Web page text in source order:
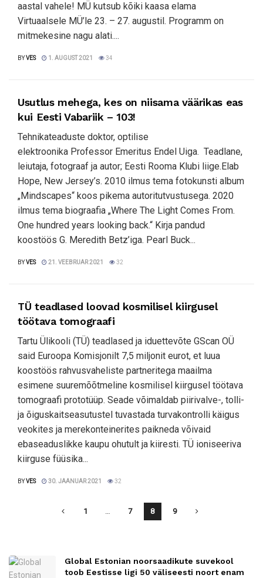
aastal vahele! MÜ kutsub kõiki kaasa elama
Virtuaalsele MÜ’le 23. – 27. augustil. Programm on
mitmekesine nagu alati....
BYVES 1. AUGUST 2021 34
Usutlus mehega, kes on niisama väärikas eas
kui Eesti Vabariik – 103!
Tehnikateaduste doktor, optilise
elektroonika Professor Emeritus Endel Uiga. Teadlane,
leiutaja, fotograaf ja autor; Eesti Rooma Klubi liige.Elab
Hope, New Jersey’s. 2010 ilmus tema fotokunsti album
„Mindscapes“ koos pikema autoritutvustusega. 2020
ilmus tema biograafia „Where The Light Comes From.
One hundred years looking back.“ Kirja pandud
koostöös G. Meredith Betz’iga. Pearl Buck...
BYVES 21. VEEBRUAR 2021 32
TÜ teadlased loovad kosmilisel kiirgusel
töötava tomograafi
Tartu Ülikooli (TÜ) teadlased ja iduettevõte GScan OÜ
said Euroopa Komisjonilt 7,5 miljonit eurot, et luua
koostöös rahvusvaheliste partneritega maailma
esimene suuremõõtmeline kosmilisel kiirgusel töötava
tomograafi prototüüp. Seade võimaldab piirivalve-, tolli-
ja õiguskaitseasutustel tuvastada turvakontrolli käigus
veokites ja merekonteinerites paikneda võivaid
ebaseaduslikke kaupu ohutult ja kiiresti. TÜ ioniseeriva
kiirguse füüsika...
BYVES 30. JAANUAR 2021 32
1 … 7 8 9
Global Estonian noorsaadikute suvekool
toob Eestisse ligi 50 väliseesti noort enam